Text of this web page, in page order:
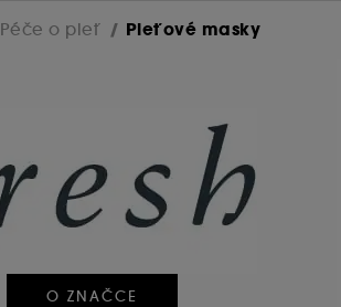
Péče o pleť Pleťové masky
O ZNAČCE